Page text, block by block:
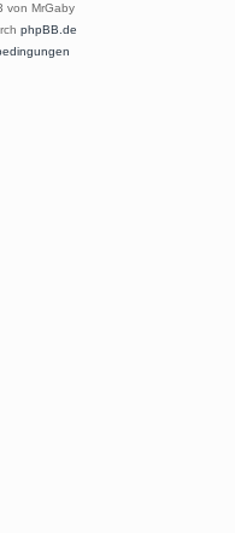
von MrGaby
phpBB.de